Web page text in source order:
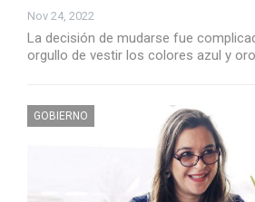
Nov 24, 2022
La decisión de mudarse fue
orgullo de vestir los colores azul y
GOBIERNO